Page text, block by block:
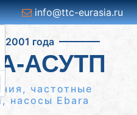
info@ttc-eurasia.ru
2001 года
АСУТП
частотные
насосы Ebara